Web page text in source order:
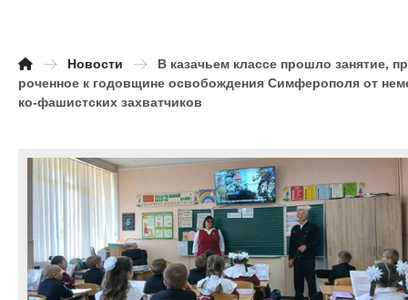
Новости
В казачьем классе прошло занятие,
роченное к годовщине освобождения Симферополя от
ко-фашистских захватчиков